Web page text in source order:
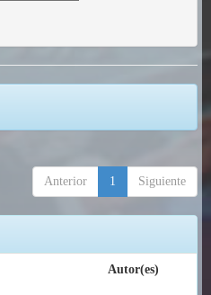
Anterior 1 Siguiente
Autor(es)